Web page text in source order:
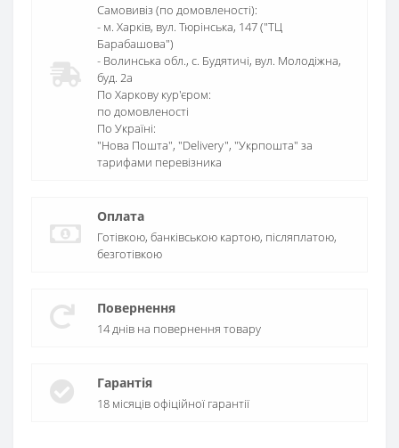
Самовивіз (по домовленості):
- м. Харків, вул. Тюрінська, 147 ("ТЦ
Барабашова")
- Волинська обл., c. Будятичі, вул. Молодіжна,
буд. 2а
По Харкову кур'єром:
по домовленості
По Україні:
"Нова Пошта", "Delivery", "Укрпошта" за
тарифами перевізника
Оплата
Готівкою, банківською картою, післяплатою,
безготівкою
Повернення
14 днів на повернення товару
Гарантія
18 місяців офіційної гарантії